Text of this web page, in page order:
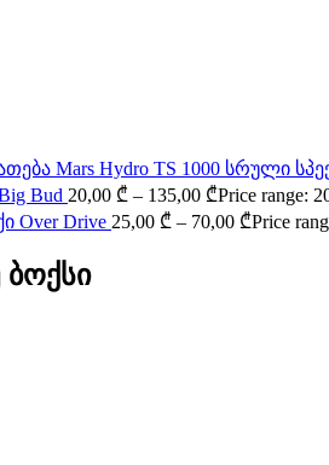
Mars Hydro TS 1000 სრული
Bud 20,00 ₾ – 135,00 ₾Price range:
Over Drive 25,00 ₾ – 70,00 ₾Price
ბოქსი